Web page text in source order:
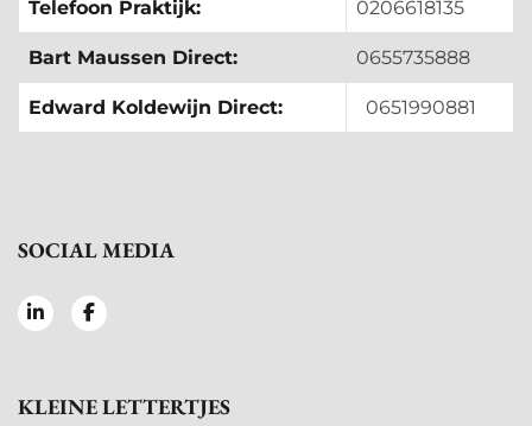
Telefoon Praktijk: 0206618135
Bart Maussen Direct: 0655735888
Edward Koldewijn Direct: 0651990881
SOCIAL MEDIA
KLEINE LETTERTJES